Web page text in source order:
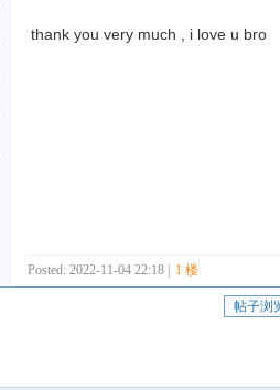
thank you very much , i love u bro
Posted: 2022-11-04 22:18 | 1 楼
帖子浏